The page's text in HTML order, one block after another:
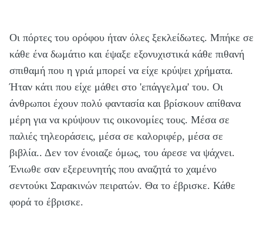
Οι πόρτες του ορόφου ήταν όλες ξεκλείδωτες. Μπήκε σε
κάθε ένα δωμάτιο και έψαξε εξονυχιστικά κάθε πιθανή
σπιθαμή που η γριά μπορεί να είχε κρύψει χρήματα.
Ήταν κάτι που είχε μάθει στο 'επάγγελμα' του. Οι
άνθρωποι έχουν πολύ φαντασία και βρίσκουν απίθανα
μέρη για να κρύψουν τις οικονομίες τους. Μέσα σε
παλιές τηλεοράσεις, μέσα σε καλοριφέρ, μέσα σε
βιβλία.. Δεν τον ένοιαζε όμως, του άρεσε να ψάχνει.
Ένιωθε σαν εξερευνητής που αναζητά το χαμένο
σεντούκι Σαρακινών πειρατών. Θα το έβρισκε. Κάθε
φορά το έβρισκε.